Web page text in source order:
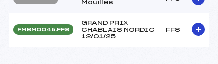
Mouilles
FMBM0045.FFS
GRAND PRIX
CHABLAIS NORDIC
12/01/25
FFS